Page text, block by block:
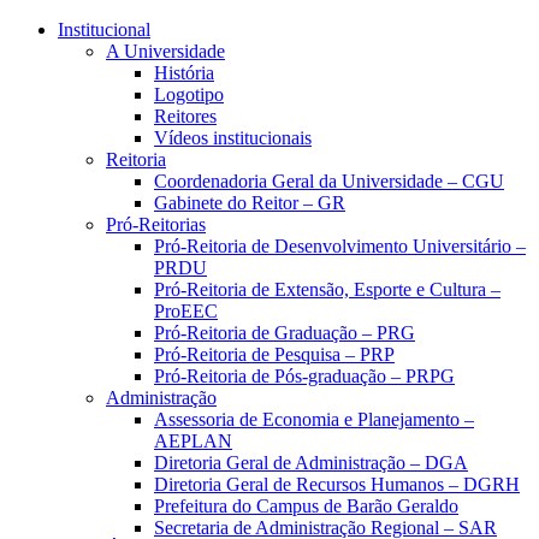
Conteúdo principal
Institucional
A Universidade
História
Logotipo
Reitores
Vídeos institucionais
Reitoria
Coordenadoria Geral da Universidade – CGU
Gabinete do Reitor – GR
Pró-Reitorias
Pró-Reitoria de Desenvolvimento Universitário –
PRDU
Pró-Reitoria de Extensão, Esporte e Cultura –
ProEEC
Pró-Reitoria de Graduação – PRG
Pró-Reitoria de Pesquisa – PRP
Pró-Reitoria de Pós-graduação – PRPG
Administração
Assessoria de Economia e Planejamento –
AEPLAN
Diretoria Geral de Administração – DGA
Diretoria Geral de Recursos Humanos – DGRH
Prefeitura do Campus de Barão Geraldo
Secretaria de Administração Regional – SAR